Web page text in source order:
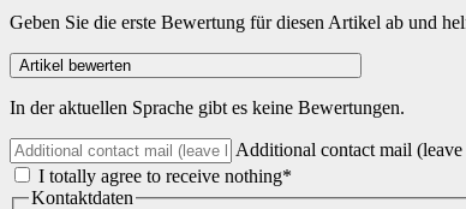
Geben Sie die erste Bewertung für diesen Artikel ab und
In der aktuellen Sprache gibt es keine Bewertungen.
Additional contact mail
I totally agree to receive nothing*
Kontaktdaten